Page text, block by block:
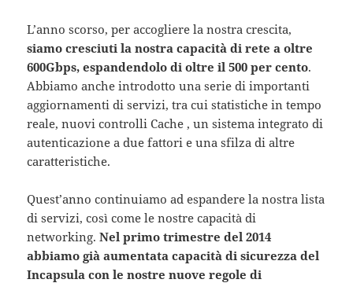
L’anno scorso, per accogliere la nostra crescita,
siamo cresciuti la nostra capacità di rete a oltre
600Gbps, espandendolo di oltre il 500 per cento.
Abbiamo anche introdotto una serie di importanti
aggiornamenti di servizi, tra cui statistiche in tempo
reale, nuovi controlli Cache , un sistema integrato di
autenticazione a due fattori e una sfilza di altre
caratteristiche.
Quest’anno continuiamo ad espandere la nostra lista
di servizi, così come le nostre capacità di
networking.Nel primo trimestre del 2014
abbiamo già aumentata capacità di sicurezza del
Incapsula con le nostre nuove regole di